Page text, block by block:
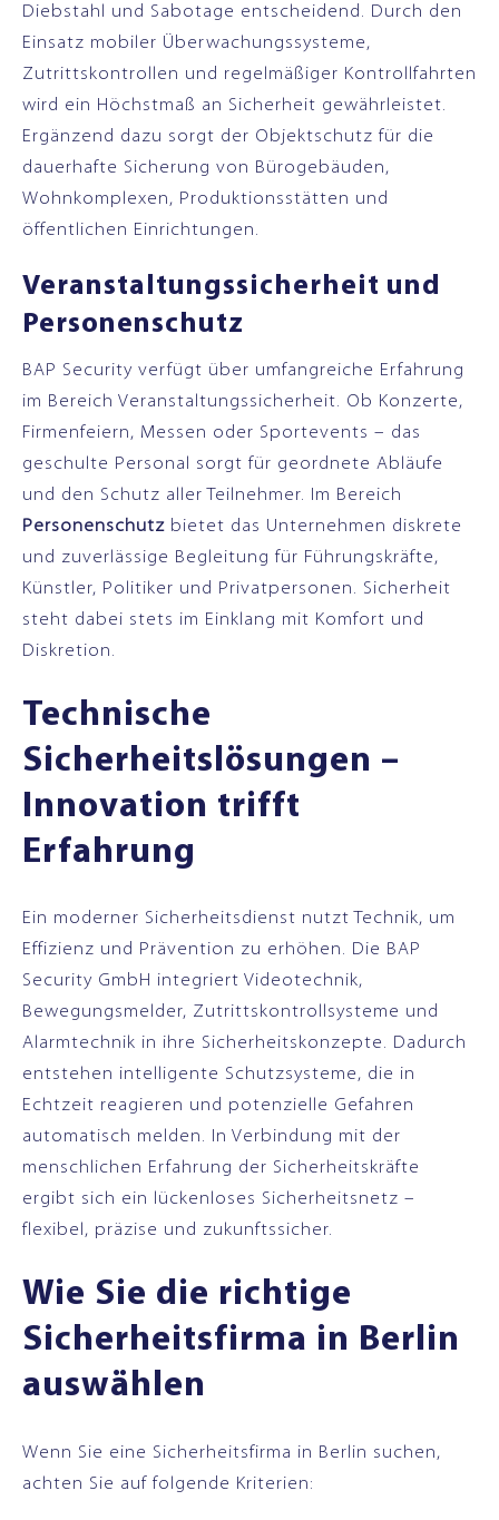
Diebstahl und Sabotage entscheidend. Durch den
Einsatz mobiler Überwachungssysteme,
Zutrittskontrollen und regelmäßiger Kontrollfahrten
wird ein Höchstmaß an Sicherheit gewährleistet.
Ergänzend dazu sorgt der Objektschutz für die
dauerhafte Sicherung von Bürogebäuden,
Wohnkomplexen, Produktionsstätten und
öffentlichen Einrichtungen.
Veranstaltungssicherheit und
Personenschutz
BAP Security verfügt über umfangreiche Erfahrung
im Bereich Veranstaltungssicherheit. Ob Konzerte,
Firmenfeiern, Messen oder Sportevents – das
geschulte Personal sorgt für geordnete Abläufe
und den Schutz aller Teilnehmer. Im Bereich
Personenschutzbietet das Unternehmen diskrete
und zuverlässige Begleitung für Führungskräfte,
Künstler, Politiker und Privatpersonen. Sicherheit
steht dabei stets im Einklang mit Komfort und
Diskretion.
Technische
Sicherheitslösungen –
Innovation trifft
Erfahrung
Ein moderner Sicherheitsdienst nutzt Technik, um
Effizienz und Prävention zu erhöhen. Die BAP
Security GmbH integriert Videotechnik,
Bewegungsmelder, Zutrittskontrollsysteme und
Alarmtechnik in ihre Sicherheitskonzepte. Dadurch
entstehen intelligente Schutzsysteme, die in
Echtzeit reagieren und potenzielle Gefahren
automatisch melden. In Verbindung mit der
menschlichen Erfahrung der Sicherheitskräfte
ergibt sich ein lückenloses Sicherheitsnetz –
flexibel, präzise und zukunftssicher.
Wie Sie die richtige
Sicherheitsfirma in Berlin
auswählen
Wenn Sie eine Sicherheitsfirma in Berlin suchen,
achten Sie auf folgende Kriterien: